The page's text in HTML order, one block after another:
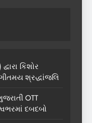
કિશોર
શ્રદ્ધાંજલિ
OTT
દબદબો